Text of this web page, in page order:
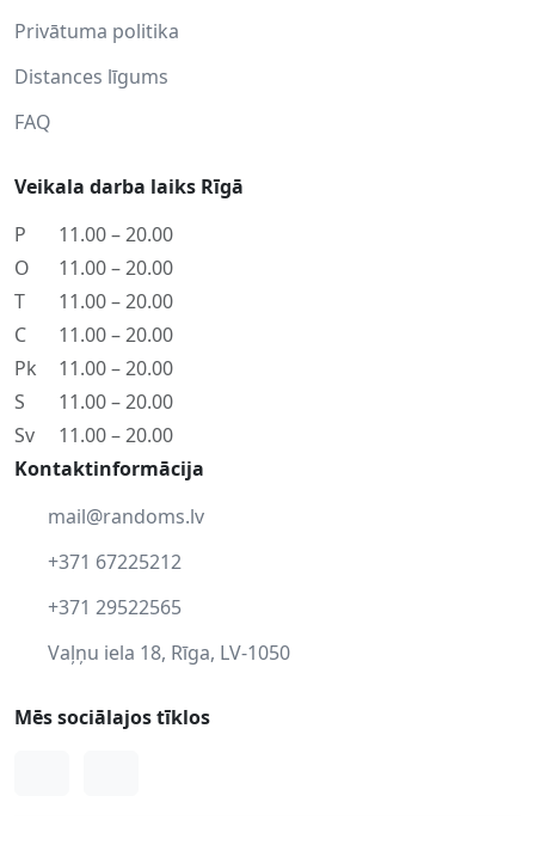
Privātuma politika
Distances līgums
FAQ
Veikala darba laiks Rīgā
P
11.00 – 20.00
O
11.00 – 20.00
T
11.00 – 20.00
C
11.00 – 20.00
Pk
11.00 – 20.00
S
11.00 – 20.00
Sv
11.00 – 20.00
Kontaktinformācija
mail@randoms.lv
+371 67225212
+371 29522565
Vaļņu iela 18, Rīga, LV-1050
Mēs sociālajos tīklos